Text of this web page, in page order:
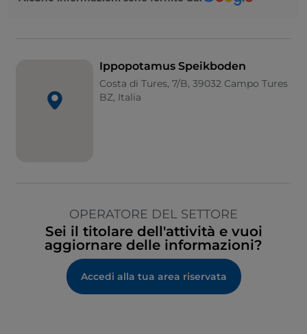
Ippopotamus Speikboden
Costa di Tures, 7/B, 39032 Campo Tures
BZ, Italia
OPERATORE DEL SETTORE
Sei il titolare dell'attività e vuoi
aggiornare delle informazioni?
Accedi alla tua area riservata